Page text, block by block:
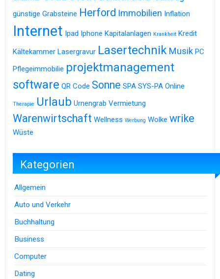
günstige Grabsteine Herford Immobilien Inflation
Internet Ipad Iphone Kapitalanlagen Krankheit Kredit
Kältekammer Lasergravur Lasertechnik Musik PC
Pflegeimmobilie projektmanagement
software QR Code Sonne SPA SYS-PA Online
Therapie Urlaub Urnengrab Vermietung
Warenwirtschaft Wellness Werbung Wolke wrike
Wüste
Kategorien
Allgemein
Auto und Verkehr
Buchhaltung
Business
Computer
Dating